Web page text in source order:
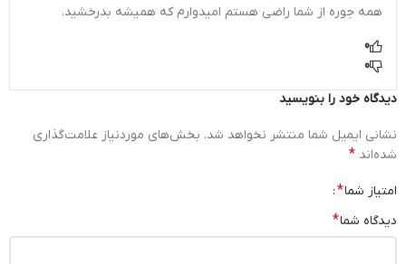
همه جوره از شما راضی هستم امیدوارم که همیشه بدرخشید.
0
0
دیدگاه خود را بنویسید
نشانی ایمیل شما منتشر نخواهد شد. بخش‌های موردنیاز علامت‌گذاری
شده‌اند *
امتیاز شما*
دیدگاه شما*